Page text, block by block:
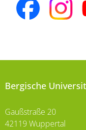
Bergische
Gaußstraße 20
42119 Wuppertal